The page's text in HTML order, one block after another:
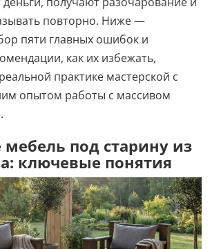
повторно. Ниже —
пяти главных ошибок и
как их избежать,
практике мастерской с
опытом работы с массивом
мебель под старину из
ключевые понятия